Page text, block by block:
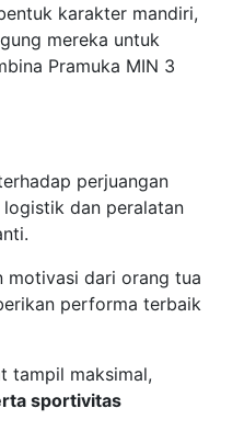
karakter mandiri,
mereka untuk
Pramuka MIN 3
perjuangan
logistik dan peralatan
motivasi dari orang tua
performa terbaik
tampil maksimal,
sportivitas